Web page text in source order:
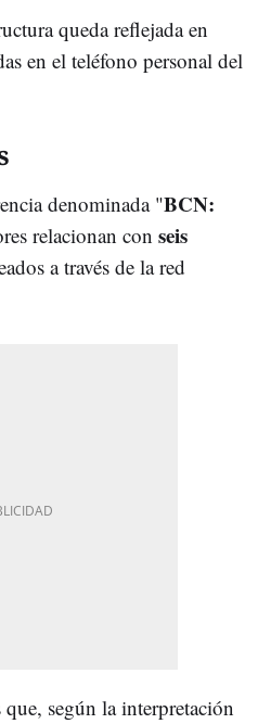
queda reflejada en
en el teléfono personal del
denominada "BCN:
relacionan con seis
a través de la red
según la interpretación